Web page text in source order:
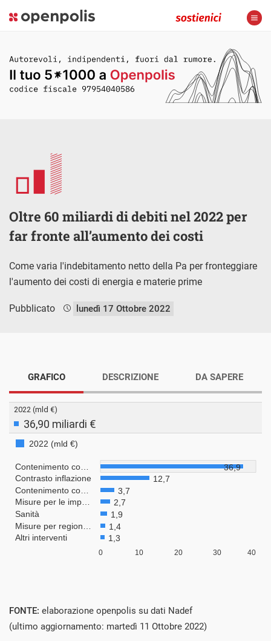
Oltre 60 miliardi di debiti nel 2022 per
far fronte all’aumento dei costi
Come varia l'indebitamento netto della Pa per fronteggiare
l'aumento dei costi di energia e materie prime
Pubblicato lunedì 17 Ottobre 2022
GRAFICO DESCRIZIONE DA SAPERE
FONTE: elaborazione openpolis su dati Nadef
(ultimo aggiornamento: martedì 11 Ottobre 2022)